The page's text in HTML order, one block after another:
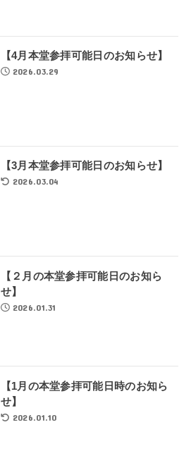
【4月本堂参拝可能日のお知らせ】
2026.03.29
【3月本堂参拝可能日のお知らせ】
2026.03.04
【２月の本堂参拝可能日のお知ら
せ】
2026.01.31
【1月の本堂参拝可能日時のお知ら
せ】
2026.01.10